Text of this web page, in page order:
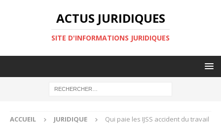
ACTUS JURIDIQUES
SITE D'INFORMATIONS JURIDIQUES
ACCUEIL JURIDIQUE
Qui paie les IJSS accident du travail